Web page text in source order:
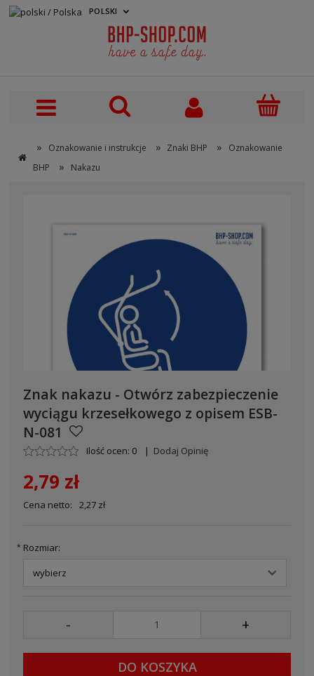
» Oznakowanie i instrukcje » Znaki BHP »
Oznakowanie
BHP
» Nakazu
POLSKI
Znak nakazu - Otwórz zabezpieczenie
wyciągu krzesełkowego z opisem ESB-
N-081
Ilość ocen: 0 | Dodaj Opinię
2,79 zł
Cena netto: 2,27 zł
* Rozmiar:
- +
DO KOSZYKA